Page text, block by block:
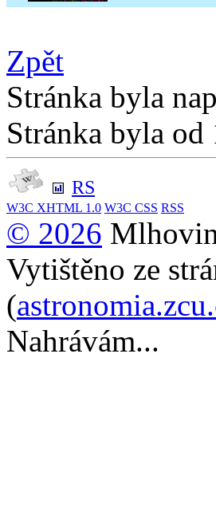
Zpět
Stránka byla
Stránka byla od
RS
W3C XHTML 1.0 W3C CSS RSS
© 2026
Vytištěno ze
(
Nahrávám...